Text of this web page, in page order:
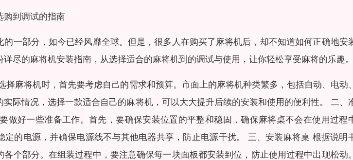
购到调试的指南
的一部分，如今已经风靡全球。但是，很多人在购买了麻将机后，却不知道如何正确地安
尽的麻将机安装指南，从选择适合的麻将机到的调试与使用，让你轻松享受麻将的乐趣
择麻将机时，首先要考虑自己的需求和预算。市面上的麻将机种类繁多，包括自动、电动
际情况，选择一款适合自己的麻将机，可以大大提升后续的安装和使用的便利性。 二、
做好一些准备工作。首先，要确保安装位置的平整和稳固，确保麻将桌不会在使用过程
定的电源，并确保电源线不与其他电器共享，防止电源干扰。 三、安装麻将桌 根据说明
各个部分。在组装过程中，要注意确保每一块面板都安装到位，防止使用过程中出现松动